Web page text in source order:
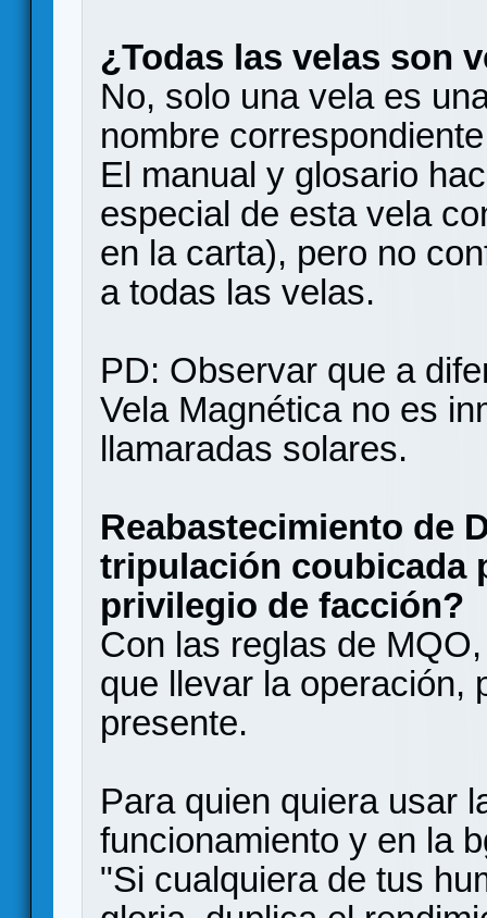
¿Todas las velas son
No, solo una vela es
nombre
El manual y glosario
especial de esta vela
en la carta), pero no
a todas las velas.
PD: Observar que a
Vela Magnética no es
llamaradas solares.
Reabastecimiento de
tripulación coubicada
privilegio de facción?
Con las reglas de
que llevar la operación,
presente.
Para quien quiera usar
funcionamiento y en la
"Si cualquiera de tus